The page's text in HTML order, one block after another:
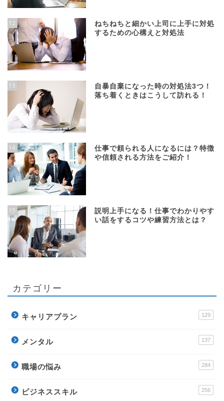
12
ねちねちと細かい上司に上手に対処
するための心構えと対処法
13
自暴自棄になった時の対処法3つ！
落ち着くときはこうして訪れる！
14
仕事で頼られる人になるには？特徴
や信頼される方法をご紹介！
15
説明上手になる！仕事でわかりやす
い話をするコツや練習方法とは？
カテゴリー
キャリアプラン 129
メンタル 137
職場の悩み 284
ビジネススキル 256